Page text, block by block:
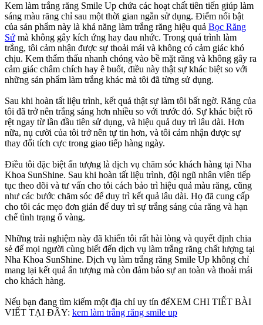
Kem làm trắng răng Smile Up chứa các hoạt chất tiên tiến giúp làm
sáng màu răng chỉ sau một thời gian ngắn sử dụng. Điểm nổi bật
của sản phẩm này là khả năng làm trắng răng hiệu quả Bọc Răng
Sứ mà không gây kích ứng hay đau nhức. Trong quá trình làm
trắng, tôi cảm nhận được sự thoải mái và không có cảm giác khó
chịu. Kem thẩm thấu nhanh chóng vào bề mặt răng và không gây ra
cảm giác châm chích hay ê buốt, điều này thật sự khác biệt so với
những sản phẩm làm trắng khác mà tôi đã từng sử dụng.
Sau khi hoàn tất liệu trình, kết quả thật sự làm tôi bất ngờ. Răng của
tôi đã trở nên trắng sáng hơn nhiều so với trước đó. Sự khác biệt rõ
rệt ngay từ lần đầu tiên sử dụng, và hiệu quả duy trì lâu dài. Hơn
nữa, nụ cười của tôi trở nên tự tin hơn, và tôi cảm nhận được sự
thay đổi tích cực trong giao tiếp hàng ngày.
Điều tôi đặc biệt ấn tượng là dịch vụ chăm sóc khách hàng tại Nha
Khoa SunShine. Sau khi hoàn tất liệu trình, đội ngũ nhân viên tiếp
tục theo dõi và tư vấn cho tôi cách bảo trì hiệu quả màu răng, cũng
như các bước chăm sóc để duy trì kết quả lâu dài. Họ đã cung cấp
cho tôi các mẹo đơn giản để duy trì sự trắng sáng của răng và hạn
chế tình trạng ố vàng.
Những trải nghiệm này đã khiến tôi rất hài lòng và quyết định chia
sẻ để mọi người cùng biết đến dịch vụ làm trắng răng chất lượng tại
Nha Khoa SunShine. Dịch vụ làm trắng răng Smile Up không chỉ
mang lại kết quả ấn tượng mà còn đảm bảo sự an toàn và thoải mái
cho khách hàng.
Nếu bạn đang tìm kiếm một địa chỉ uy tín đểXEM CHI TIẾT BÀI
VIẾT TẠI ĐÂY: kem làm trắng răng smile up